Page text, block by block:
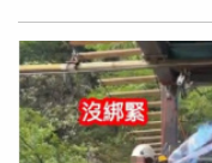
社、本質生活旅行社
社、華夏大地旅行社
國際旅行社、臺灣國
社、禾群旅行社、金
社及再興國際旅行社。
的非常抱歉。」啾啾
覽安排，發生此事大
主辦方進一步確認相
來支持啾啾妹的香港